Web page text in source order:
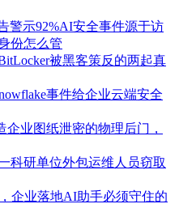
警示92%AI安全事件源于访
份怎么管
被黑客策反的两起真
事件给企业云端安全
业图纸泄密的物理后门，
科研单位外包运维人员窃取
企业落地AI助手必须守住的